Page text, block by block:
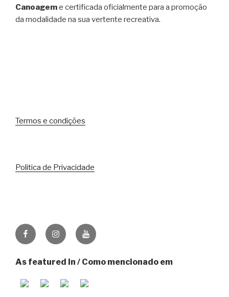
Canoageme certificada oficialmente para a promoção
da modalidade na sua vertente recreativa.
Termos e condições
Politica de Privacidade
FacebookInstagramYoutube
As featured in / Como mencionado em